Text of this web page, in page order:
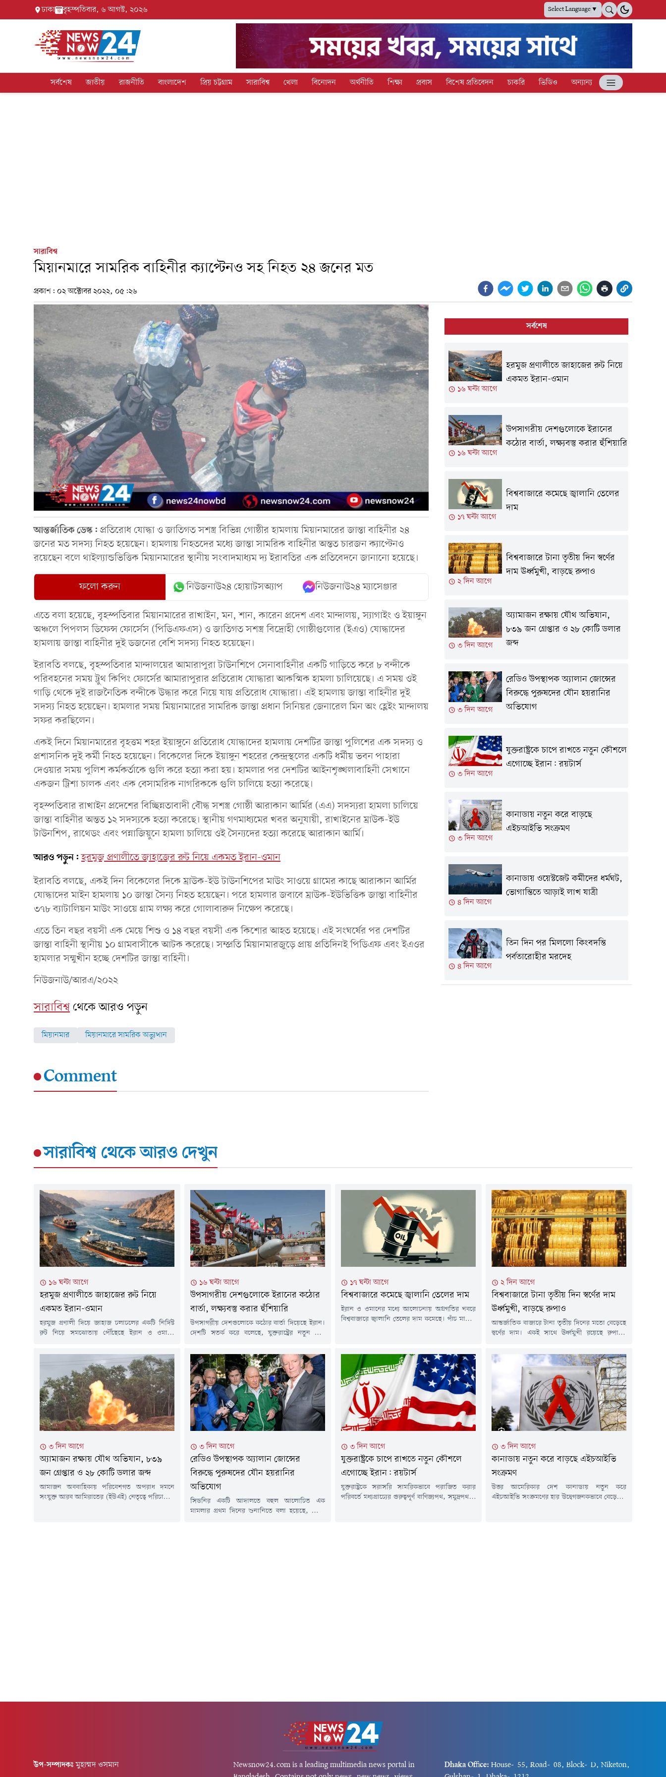
ঢাকা বৃহস্পতিবার, ৬ আগস্ট, ২০২৬ Select Language▼
সর্বশেষ জাতীয় রাজনীতি বাংলাদেশ প্রিয় চট্টগ্রাম সারাবিশ্ব খেলা বিনোদন অর্থনীতি শিক্ষা প্রবাস বিশেষ প্রতিবেদন চাকরি ভিডিও অন্যান্য
সারাবিশ্ব
মিয়ানমারে সামরিক বাহিনীর ক্যাপ্টেনও সহ নিহত ২৪ জনের মত
প্রকাশ: ০২ অক্টোবর ২০২২, ০৫:২৬
আন্তর্জাতিকডেস্ক: প্রতিরোধ যোদ্ধা ও জাতিগত সশস্ত্র বিভিন্ন গোষ্ঠীর হামলায় মিয়ানমারের জান্তা বাহিনীর ২৪
জনের মত সদস্য নিহত হয়েছেন। হামলায় নিহতদের মধ্যে জান্তা সামরিক বাহিনীর অন্তত চারজন ক্যাপ্টেনও
রয়েছেন বলে থাইল্যান্ডভিত্তিক মিয়ানমারের স্থানীয় সংবাদমাধ্যম দ্য ইরাবতির এক প্রতিবেদনে জানানো হয়েছে।
ফলো করুন নিউজনাউ২৪ হোয়াটসঅ্যাপ নিউজনাউ২৪ ম্যাসেঞ্জার
এতে বলা হয়েছে, বৃহস্পতিবার মিয়ানমারের রাখাইন, মন, শান, কারেন প্রদেশ এবং মান্দালয়, স্যাগাইং ও ইয়াঙ্গুন
অঞ্চলে পিপলস ডিফেন্স ফোর্সেস (পিডিএফএস) ও জাতিগত সশস্ত্র বিদ্রোহী গোষ্ঠীগুলোর (ইএও) যোদ্ধাদের
হামলায় জান্তা বাহিনীর দুই ডজনের বেশি সদস্য নিহত হয়েছেন।
ইরাবতি বলছে, বৃহস্পতিবার মান্দালয়ের আমারাপুরা টাউনশিপে সেনাবাহিনীর একটি গাড়িতে করে ৮ বন্দীকে
পরিবহনের সময় ট্রুথ কিপিং ফোর্সের আমারাপুরার প্রতিরোধ যোদ্ধারা আকস্মিক হামলা চালিয়েছে। এ সময় ওই
গাড়ি থেকে দুই রাজনৈতিক বন্দীকে উদ্ধার করে নিয়ে যায় প্রতিরোধ যোদ্ধারা। এই হামলায় জান্তা বাহিনীর দুই
সদস্য নিহত হয়েছেন। হামলার সময় মিয়ানমারের সামরিক জান্তা প্রধান সিনিয়র জেনারেল মিন অং হ্লেইং মান্দালয়
সফর করছিলেন।
একই দিনে মিয়ানমারের বৃহত্তম শহর ইয়াঙ্গুনে প্রতিরোধ যোদ্ধাদের হামলায় দেশটির জান্তা পুলিশের এক সদস্য ও
প্রশাসনিক দুই কর্মী নিহত হয়েছেন। বিকেলের দিকে ইয়াঙ্গুন শহরের কেন্দ্রস্থলের একটি ধর্মীয় ভবন পাহারা
দেওয়ার সময় পুলিশ কর্মকর্তাকে গুলি করে হত্যা করা হয়। হামলার পর দেশটির আইনশৃঙ্খলাবাহিনী সেখানে
একজন ট্রিশা চালক এবং এক বেসামরিক নাগরিককে গুলি চালিয়ে হত্যা করেছে।
বৃহস্পতিবার রাখাইন প্রদেশের বিচ্ছিন্নতাবাদী বৌদ্ধ সশস্ত্র গোষ্ঠী আরাকান আর্মির (এএ) সদস্যরা হামলা চালিয়ে
জান্তা বাহিনীর অন্তত ১২ সদস্যকে হত্যা করেছে। স্থানীয় গণমাধ্যমের খবর অনুযায়ী, রাখাইনের ম্রাউক-ইউ
টাউনশিপ, রাথেডং এবং পন্নাজিয়ুনে হামলা চালিয়ে ওই সৈন্যদের হত্যা করেছে আরাকান আর্মি।
আরও পড়ুন: হরমুজ প্রণালীতে জাহাজের রুট নিয়ে একমত ইরান-ওমান
ইরাবতি বলছে, একই দিন বিকেলের দিকে ম্রাউক-ইউ টাউনশিপের মাউং সাওয়ে গ্রামের কাছে আরাকান আর্মির
যোদ্ধাদের মাইন হামলায় ১০ জান্তা সৈন্য নিহত হয়েছেন। পরে হামলার জবাবে ম্রাউক-ইউভিত্তিক জান্তা বাহিনীর
৩৭৮ ব্যাটালিয়ন মাউং সাওয়ে গ্রাম লক্ষ্য করে গোলাবারুদ নিক্ষেপ করেছে।
এতে তিন বছর বয়সী এক মেয়ে শিশু ও ১৪ বছর বয়সী এক কিশোর আহত হয়েছে। এই সংঘর্ষের পর দেশটির
জান্তা বাহিনী স্থানীয় ১০ গ্রামবাসীকে আটক করেছে। সম্প্রতি মিয়ানমারজুড়ে প্রায় প্রতিদিনই পিডিএফ এবং ইএওর
হামলার সম্মুখীন হচ্ছে দেশটির জান্তা বাহিনী।
নিউজনাউ/আরএ/২০২২
সারাবিশ্বথেকে আরও পড়ুন
মিয়ানমার মিয়ানমারে সামরিক অভ্যুত্থান
Comment
সর্বশেষ
১৬ ঘন্টা আগে
হরমুজ প্রণালীতে জাহাজের রুট নিয়ে
একমত ইরান-ওমান
১৬ ঘন্টা আগে
উপসাগরীয় দেশগুলোকে ইরানের
কঠোর বার্তা, লক্ষ্যবস্তু করার হুঁশিয়ারি
১৭ ঘন্টা আগে
বিশ্ববাজারে কমেছে জ্বালানি তেলের
দাম
২ দিন আগে
বিশ্ববাজারে টানা তৃতীয় দিন স্বর্ণের
দাম ঊর্ধ্বমুখী, বাড়ছে রুপাও
৩ দিন আগে
অ্যামাজন রক্ষায় যৌথ অভিযান,
৮৩৯ জন গ্রেপ্তার ও ২৮ কোটি ডলার
জব্দ
৩ দিন আগে
রেডিও উপস্থাপক অ্যালান জোন্সের
বিরুদ্ধে পুরুষদের যৌন হয়রানির
অভিযোগ
৩ দিন আগে
যুক্তরাষ্ট্রকে চাপে রাখতে নতুন কৌশলে
এগোচ্ছে ইরান: রয়টার্স
৩ দিন আগে
কানাডায় নতুন করে বাড়ছে
এইচআইভি সংক্রমণ
৪ দিন আগে
কানাডায় ওয়েস্টজেট কর্মীদের ধর্মঘট,
ভোগান্তিতে আড়াই লাখ যাত্রী
৪ দিন আগে
তিন দিন পর মিললো কিংবদন্তি
পর্বতারোহীর মরদেহ
সারাবিশ্ব থেকে আরও দেখুন
১৬ ঘন্টা আগে
হরমুজ প্রণালীতে জাহাজের রুট নিয়ে
একমত ইরান-ওমান
হরমুজ প্রণালী দিয়ে জাহাজ চলাচলের একটি নির্দিষ্ট
রুট নিয়ে সমঝোতায় পৌঁছেছে ইরান ও ওমান।
সংশ্লিষ্টতা নেই। তবে মার্কিন প্রেসিডেন্ট ডোনাল্ড ট্রাম্প
দাবি করেছেন যে যুক্তরাষ্ট্রের সঙ্গে হরমুজ নিয়ে
আলোচনা বেশ ভালোভাবে এগোচ্ছে।বুধবার (৫
আগস্ট) ইরান ও ওমান প্রণালীটির মধ্য দিয়ে প্রস্তাবিত
শিপিং রুটের...
১৬ ঘন্টা আগে
উপসাগরীয় দেশগুলোকে ইরানের কঠোর
বার্তা, লক্ষ্যবস্তু করার হুঁশিয়ারি
উপসাগরীয় দেশগুলোকে কঠোর বার্তা দিয়েছে ইরান।
দেশটি সতর্ক করে বলেছে, যুক্তরাষ্ট্রের নতুন করে
গুরুত্বপূর্ণ জ্বালানি অবকাঠামোকে লক্ষ্যবস্তু করা হবে।
সংশ্লিষ্ট পাঁচটি সূত্রের বরাতে বুধবার (৫ আগস্ট) বার্তা
সংস্থা রয়টার্সের এক প্রতিবেদনে এ তথ্য জানানো
হয়েছে।সূত্রগুলো জানিয়েছে, ২৮ জুলাই মার্কিন
প্রেসিডেন্ট ডোনাল্ড ট্রাম্প ইরানের জ্বালানি
নেটওয়ার্ক...
১৭ ঘন্টা আগে
বিশ্ববাজারে কমেছে জ্বালানি তেলের দাম
ইরান ও ওমানের মধ্যে আলোচনায় অগ্রগতির খবরে
বিশ্ববাজারে জ্বালানি তেলের দাম কমেছে। পাঁচ মাসের
করছেন বিনিয়োগকারীরা।বার্তাসংস্থা রয়টার্সের
প্রতিবেদনে বলা হয়েছে, বৃহস্পতিবার (৬ আগস্ট) ব্রেন্ট
ক্রুডের দাম ৩৭ সেন্ট...
২ দিন আগে
বিশ্ববাজারে টানা তৃতীয় দিন স্বর্ণের দাম
ঊর্ধ্বমুখী, বাড়ছে রুপাও
আন্তর্জাতিক বাজারে টানা তৃতীয় দিনের মতো বেড়েছে
স্বর্ণের দাম। একই সাথে ঊর্ধ্বমুখী রয়েছে রুপাসহ
কিছুটা দুর্বল হওয়া এবং তেলের দাম কমে আসার
প্রভাবে স্বর্ণের বাজারে এই ঊর্ধ্বগতি দেখা গেছে।
এদিকে যুক্তরাষ্ট্রের সুদের হার নিয়ে ভবিষ্যৎ সিদ্ধান্তের
ইঙ্গিত পেতে বিনিয়োগকারীদের নজর এখন দেশটির
আসন্ন...
৩ দিন আগে
অ্যামাজন রক্ষায় যৌথ অভিযান, ৮৩৯
জন গ্রেপ্তার ও ২৮ কোটি ডলার জব্দ
আমাজন অববাহিকায় পরিবেশগত অপরাধ দমনে
সংযুক্ত আরব আমিরাতের (ইউএই) নেতৃত্বে পরিচালিত
৩ দিন আগে
রেডিও উপস্থাপক অ্যালান জোন্সের
বিরুদ্ধে পুরুষদের যৌন হয়রানির
অভিযোগ
সিডনির একটি আদালতে বহুল আলোচিত এক
মামলার প্রথম দিনের শুনানিতে বলা হয়েছে, জ্যেষ্ঠ
৩ দিন আগে
যুক্তরাষ্ট্রকে চাপে রাখতে নতুন কৌশলে
এগোচ্ছে ইরান: রয়টার্স
যুক্তরাষ্ট্রকে সরাসরি সামরিকভাবে পরাজিত করার
পরিবর্তে মধ্যপ্রাচ্যের গুরুত্বপূর্ণ বাণিজ্যপথ, সমুদ্রপথ ও
৩ দিন আগে
কানাডায় নতুন করে বাড়ছে এইচআইভি
সংক্রমণ
উত্তর আমেরিকার দেশ কানাডায় নতুন করে
এইচআইভি সংক্রমণের হার উদ্বেগজনকভাবে বেড়েছে।
উপ-সম্পাদকঃমুহাম্মদ ওসমান
Newsnow24.com is a leading multimedia news portal in
Dhaka Office: House-55, Road-08, Block-D, Niketon,